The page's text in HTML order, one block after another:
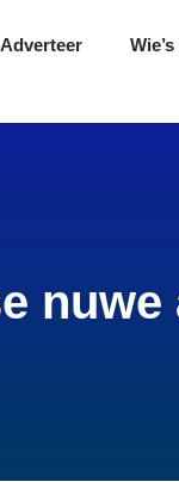
Adverteer